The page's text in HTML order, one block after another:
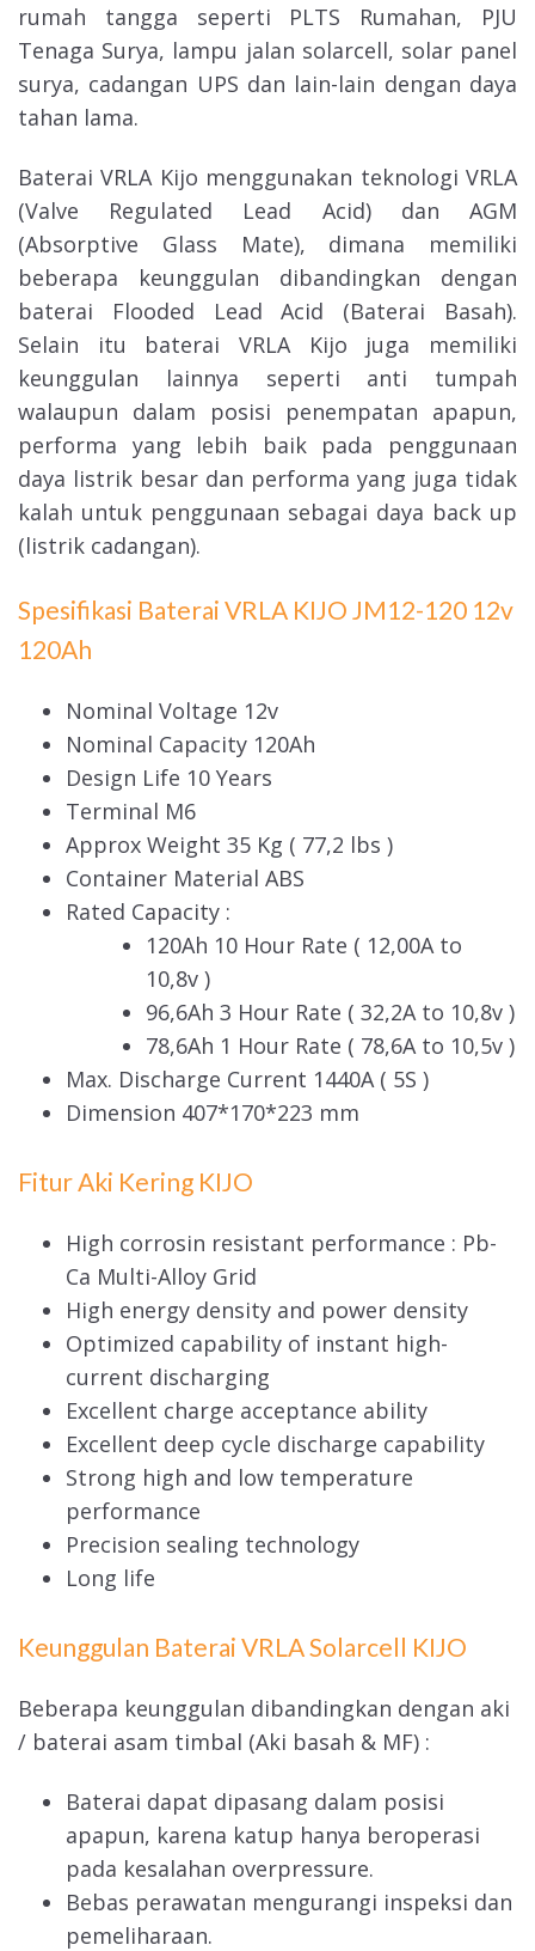
rumah tangga seperti PLTS Rumahan, PJU
Tenaga Surya, lampu jalan solarcell, solar panel
surya, cadangan UPS dan lain-lain dengan daya
tahan lama.
Baterai VRLA Kijo menggunakan teknologi VRLA
(Valve Regulated Lead Acid) dan AGM
(Absorptive Glass Mate), dimana memiliki
beberapa keunggulan dibandingkan dengan
baterai Flooded Lead Acid (Baterai Basah).
Selain itu baterai VRLA Kijo juga memiliki
keunggulan lainnya seperti anti tumpah
walaupun dalam posisi penempatan apapun,
performa yang lebih baik pada penggunaan
daya listrik besar dan performa yang juga tidak
kalah untuk penggunaan sebagai daya back up
(listrik cadangan).
Spesifikasi Baterai VRLA KIJO JM12-120 12v
120Ah
Nominal Voltage 12v
Nominal Capacity 120Ah
Design Life 10 Years
Terminal M6
Approx Weight 35 Kg ( 77,2 lbs )
Container Material ABS
Rated Capacity :
120Ah 10 Hour Rate ( 12,00A to
10,8v )
96,6Ah 3 Hour Rate ( 32,2A to 10,8v )
78,6Ah 1 Hour Rate ( 78,6A to 10,5v )
Max. Discharge Current 1440A ( 5S )
Dimension 407*170*223 mm
Fitur Aki Kering KIJO
High corrosin resistant performance : Pb-
Ca Multi-Alloy Grid
High energy density and power density
Optimized capability of instant high-
current discharging
Excellent charge acceptance ability
Excellent deep cycle discharge capability
Strong high and low temperature
performance
Precision sealing technology
Long life
Keunggulan Baterai VRLA Solarcell KIJO
Beberapa keunggulan dibandingkan dengan aki
/ baterai asam timbal (Aki basah & MF) :
Baterai dapat dipasang dalam posisi
apapun, karena katup hanya beroperasi
pada kesalahan overpressure.
Bebas perawatan mengurangi inspeksi dan
pemeliharaan.